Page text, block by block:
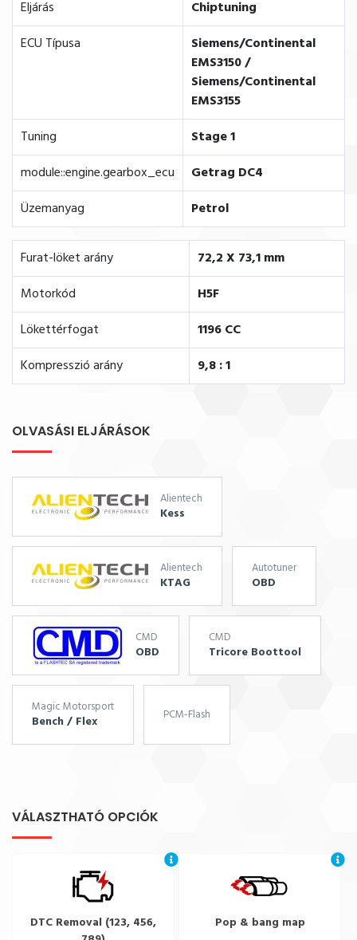
Eljárás
Chiptuning
ECU Típusa
Siemens/Continental
EMS3150 /
Siemens/Continental
EMS3155
Tuning
Stage 1
module::engine.gearbox_ecu
Getrag DC4
Üzemanyag
Petrol
Furat-löket arány
72,2 X 73,1 mm
Motorkód
H5F
Lökettérfogat
1196 CC
Kompresszió arány
9,8 : 1
OLVASÁSI ELJÁRÁSOK
Alientech
Kess
Alientech
KTAG
Autotuner
OBD
CMD
OBD
CMD
Tricore Boottool
Magic Motorsport
Bench / Flex PCM-Flash
VÁLASZTHATÓ OPCIÓK
DTC Removal (123, 456,
Pop & bang map